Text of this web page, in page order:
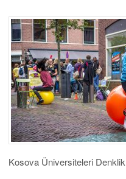
Kosova Üniversiteleri Denklik